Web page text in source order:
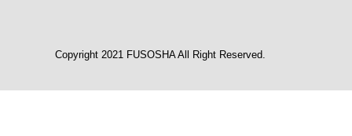
Copyright 2021 FUSOSHA All Right Reserved.